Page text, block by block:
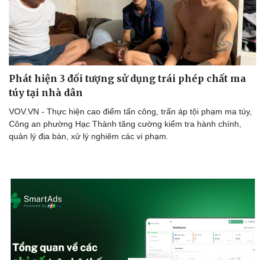
Phát hiện 3 đối tượng sử dụng trái phép chất ma
túy tại nhà dân
VOV.VN - Thực hiện cao điểm tấn công, trấn áp tội phạm ma túy,
Công an phường Hạc Thành tăng cường kiểm tra hành chính,
quản lý địa bàn, xử lý nghiêm các vi phạm.